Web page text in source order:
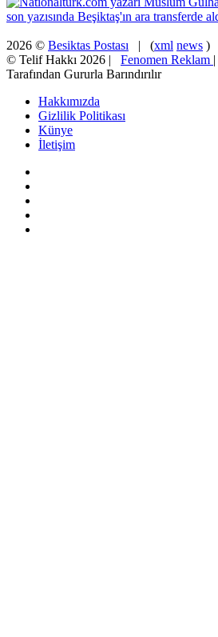
2026 © Besiktas Postası | (xml news )
© Telif Hakkı 2026 | Fenomen Reklam |
Tarafından Gururla Barındırılır
Hakkımızda
Gizlilik Politikası
Künye
İletişim